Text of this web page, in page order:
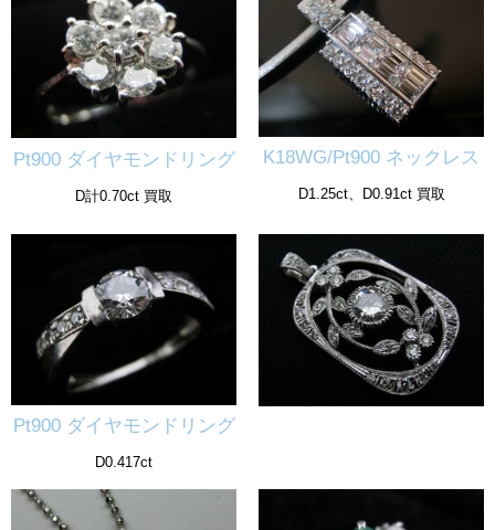
Pt900 ダイヤモンドリング
D計0.70ct 買取
K18WG/Pt900 ネックレス
D1.25ct、D0.91ct 買取
Pt900 ダイヤモンドリング
D0.417ct